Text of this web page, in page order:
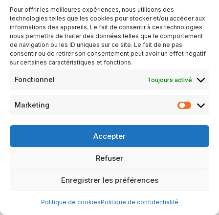
Pour offrir les meilleures expériences, nous utilisons des
technologies telles que les cookies pour stocker et/ou accéder aux
informations des appareils. Le fait de consentir à ces technologies
nous permettra de traiter des données telles que le comportement
de navigation ou les ID uniques sur ce site. Le fait de ne pas
consentir ou de retirer son consentement peut avoir un effet négatif
sur certaines caractéristiques et fonctions.
Fonctionnel Toujours activé
Marketing
Accepter
Refuser
Enregistrer les préférences
Politique de cookiesPolitique de confidentialité
Les rapports du conseil d’administration
Politique de cookies (UE)
Neve| Propulsé parWordPress